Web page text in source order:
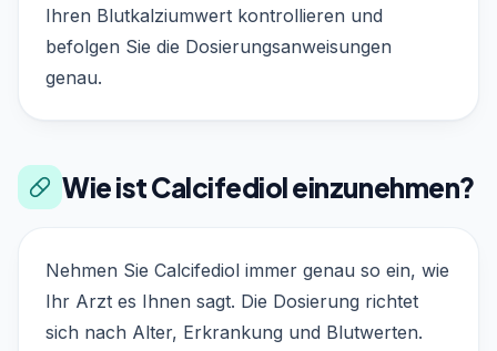
Ihren Blutkalziumwert kontrollieren und
befolgen Sie die Dosierungsanweisungen
genau.
Wie ist Calcifediol einzunehmen?
Nehmen Sie Calcifediol immer genau so ein, wie
Ihr Arzt es Ihnen sagt. Die Dosierung richtet
sich nach Alter, Erkrankung und Blutwerten.